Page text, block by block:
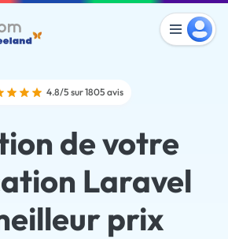
4.8/5 sur 1805 avis
de votre
Laravel
prix